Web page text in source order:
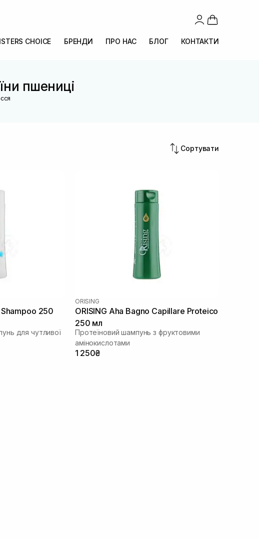
CHOICE БРЕНДИ ПРО НАС БЛОГ КОНТАКТИ
пшениці
Сортувати
250
для чутливої
ORISING
ORISING Aha Bagno Capillare Proteico
250 мл
Протеїновий шампунь з фруктовими
амінокислотами
1 250₴